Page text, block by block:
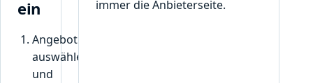
g
ein
Angebot
auswählen
und
immer die Anbieterseite.